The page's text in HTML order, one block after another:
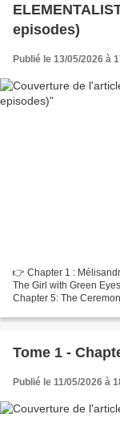
episodes)
Publié le 13/05/2026 à
👉️ Chapter 1 :
The Girl with Green
Chapter 5: The
Tome 1 -
Publié le 11/05/2026 à